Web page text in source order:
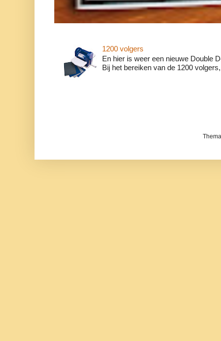
1200 volgers
En hier is weer een nieuwe Double
Bij het bereiken van de 1200